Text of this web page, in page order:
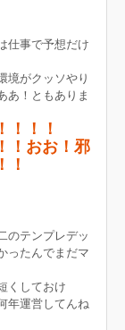
仕事で予想だけ
境がクッソやり
あ！ともありま
！！！
！おお！邪
！
のテンプレデッ
ったんでまだマ
くしておけ
年運営してんね